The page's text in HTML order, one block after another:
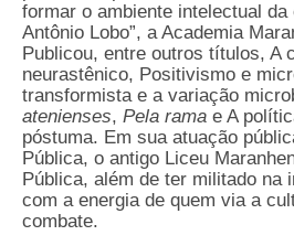
formar o ambiente intelectual da
Antônio Lobo”, a Academia
Publicou, entre outros títulos, A
neurastênico, Positivismo e
transformista e a variação
atenienses,Pela rama e A
póstuma. Em sua atuação
Pública, o antigo Liceu
Pública, além de ter militado na
com a energia de quem via a
combate.